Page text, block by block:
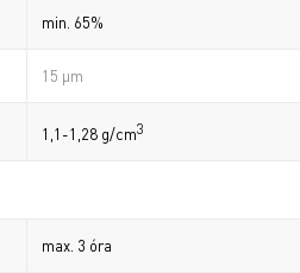
min. 65%
15 µm
1,1-1,28 g/cm3
max. 3 óra